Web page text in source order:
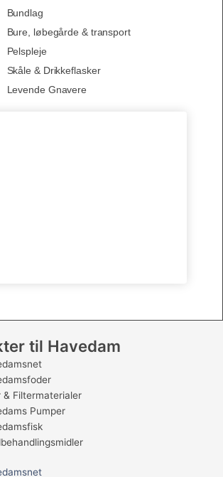
Bundlag
Bure, løbegårde & transport
Pelspleje
Skåle & Drikkeflasker
Levende Gnavere
til Havedam
& Filtermaterialer
Pumper